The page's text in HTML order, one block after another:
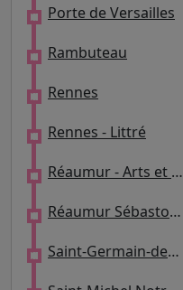
Porte de Versailles
Rambuteau
Rennes
Rennes - Littré
Réaumur - Arts et Métiers
Réaumur Sébastopol
Saint-Germain-des-Prés